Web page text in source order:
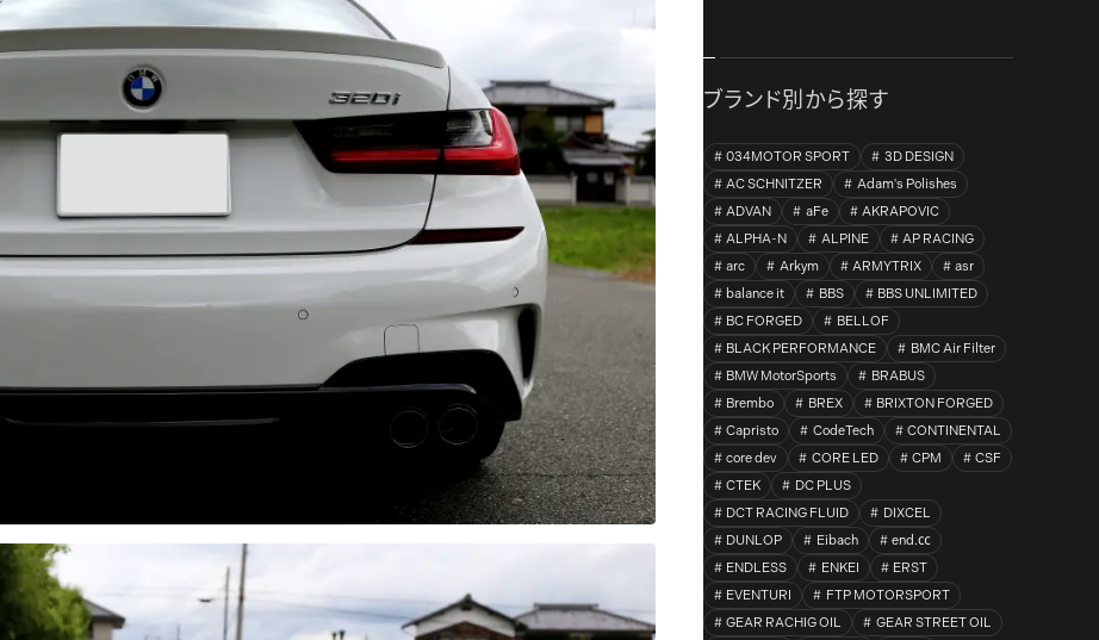
ブランド別から探す
034MOTOR SPORT
3D DESIGN
AC SCHNITZER
Adam's Polishes
ADVAN
aFe
AKRAPOVIC
ALPHA-N
ALPINE
AP RACING
arc
Arkym ARMYTRIX
asr
balance it
BBS
BBS UNLIMITED
BC FORGED
BELLOF
BLACK PERFORMANCE
BMC Air Filter
BMW MotorSports
BRABUS
Brembo
BREX
BRIXTON FORGED
Capristo
CodeTech
CONTINENTAL
core dev
CORE LED CPM
CSF
CTEK
DC PLUS
DCT RACING FLUID
DIXCEL
DUNLOP
Eibach
end.㏄
ENDLESS
ENKEI
ERST
EVENTURI
FTP MOTORSPORT
GEAR RACHIG OIL
GEAR STREET OIL